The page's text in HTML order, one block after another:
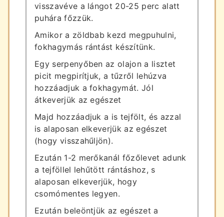
visszavéve a lángot 20-25 perc alatt
puhára főzzük.
Amikor a zöldbab kezd megpuhulni,
fokhagymás rántást készítünk.
Egy serpenyőben az olajon a lisztet
picit megpirítjuk, a tűzről lehúzva
hozzáadjuk a fokhagymát. Jól
átkeverjük az egészet
Majd hozzáadjuk a is tejfölt, és azzal
is alaposan elkeverjük az egészet
(hogy visszahűljön).
Ezután 1-2 merőkanál főzőlevet adunk
a tejföllel lehűtött rántáshoz, s
alaposan elkeverjük, hogy
csomómentes legyen.
Ezután beleöntjük az egészet a